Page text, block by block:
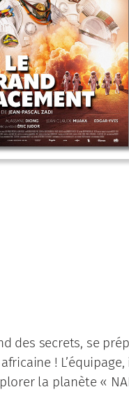
des secrets, se
!
la planète «